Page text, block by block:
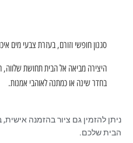
סגנון חופשי וזורם, בעזרת צבעי מים איכותיים על
היצירה מביאה אל הבית תחושת שלווה,
בחדר שינה או כמתנה לאוהבי אמנות.
ניתן להזמין גם ציור בהזמנה
הבית שלכם.